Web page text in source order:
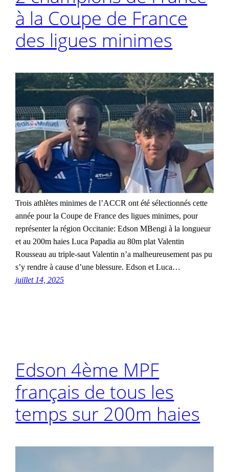
à la Coupe de France
des ligues minimes
Trois athlètes minimes de l’ACCR ont été sélectionnés cette
année pour la Coupe de France des ligues minimes, pour
représenter la région Occitanie: Edson MBengi à la longueur
et au 200m haies Luca Papadia au 80m plat Valentin
Rousseau au triple-saut Valentin n’a malheureusement pas pu
s’y rendre à cause d’une blessure. Edson et Luca…
juillet 14, 2025
Edson 4ème MPF
français de tous les
temps sur 200m haies